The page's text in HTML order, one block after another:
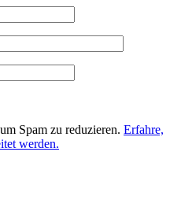
Spam zu reduzieren. Erfahre,
werden.